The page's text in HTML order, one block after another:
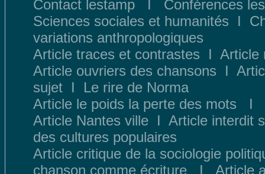
Contact lestamp I Conférences
Sciences sociales et humanités I
variations anthropologiques
Article traces et contrastes I Article
Article ouvriers des chansons I
sujet I Le rire de Norma
Article le poids la perte des mots I
Article Nantes ville I Article interdit
des cultures populaires
Article critique de la sociologie
chanson comme écriture I Article